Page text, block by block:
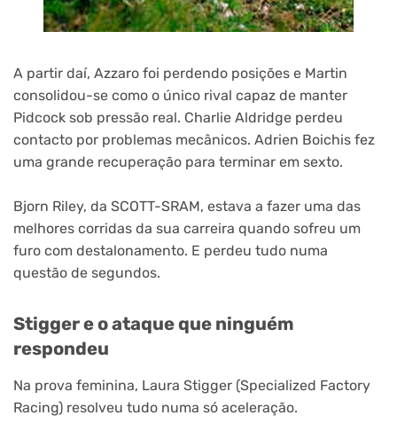
A partir daí, Azzaro foi perdendo posições e Martin
consolidou-se como o único rival capaz de manter
Pidcock sob pressão real. Charlie Aldridge perdeu
contacto por problemas mecânicos. Adrien Boichis fez
uma grande recuperação para terminar em sexto.
Bjorn Riley, da SCOTT-SRAM, estava a fazer uma das
melhores corridas da sua carreira quando sofreu um
furo com destalonamento. E perdeu tudo numa
questão de segundos.
Stigger e o ataque que ninguém
respondeu
Na prova feminina, Laura Stigger (Specialized Factory
Racing) resolveu tudo numa só aceleração.